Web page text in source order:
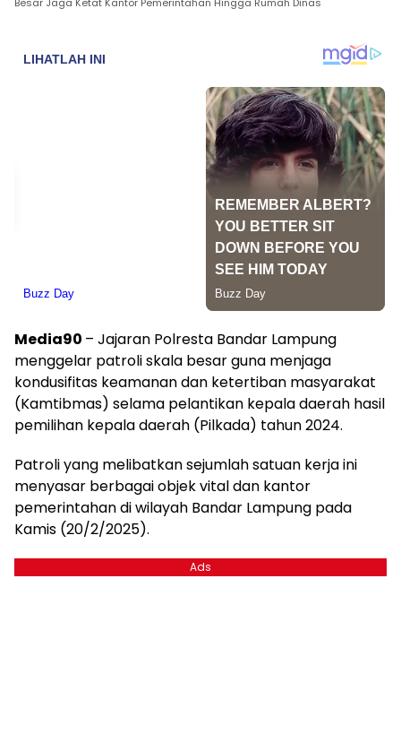
Media90 – Jajaran Polresta Bandar Lampung
menggelar patroli skala besar guna menjaga
kondusifitas keamanan dan ketertiban masyarakat
(Kamtibmas) selama pelantikan kepala daerah hasil
pemilihan kepala daerah (Pilkada) tahun 2024.
Patroli yang melibatkan sejumlah satuan kerja ini
menyasar berbagai objek vital dan kantor
pemerintahan di wilayah Bandar Lampung pada
Kamis (20/2/2025).
Ads